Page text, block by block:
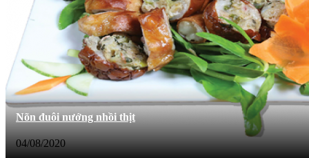
Nõn đuôi nướng nhồi thịt
04/08/2020